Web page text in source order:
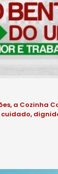
a Cozinha
cuidado,